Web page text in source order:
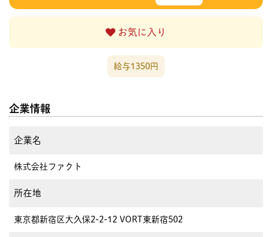
お気に入り
給与1350円
企業情報
企業名
株式会社ファクト
所在地
東京都新宿区大久保2-2-12 VORT東新宿502